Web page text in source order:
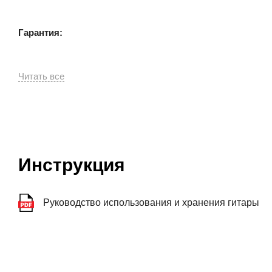
Гарантия:
Инструкция
Руководство использования и хранения гитары